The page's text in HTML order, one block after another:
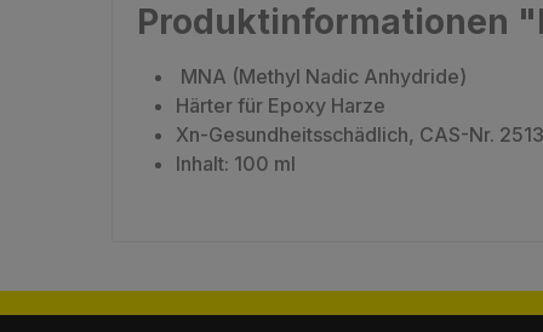
Produktinformationen
MNA (Methyl Nadic Anhydride)
Härter für Epoxy Harze
Xn-Gesundheitsschädlich, CAS-Nr.
Inhalt: 100 ml